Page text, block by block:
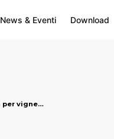
News & Eventi Download
SGR063B - Graffetta per vigneto biodegradabile 50 mm, markets: []string{"A", "B", "AU"}